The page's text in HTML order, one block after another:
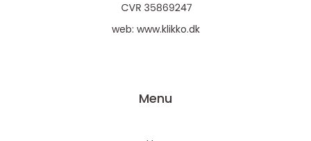
web: www.klikko.dk
Menu